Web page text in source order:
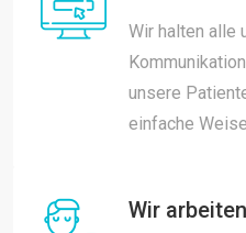
Wir halten alle
unsere
einfache
Wir